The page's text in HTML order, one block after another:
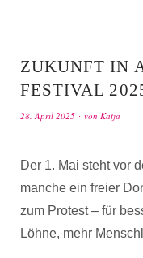
ZUKUNFT IN
FESTIVAL
28. April 2025 von Katja
Der 1. Mai steht vor
manche ein freier
zum Protest – für
Löhne, mehr